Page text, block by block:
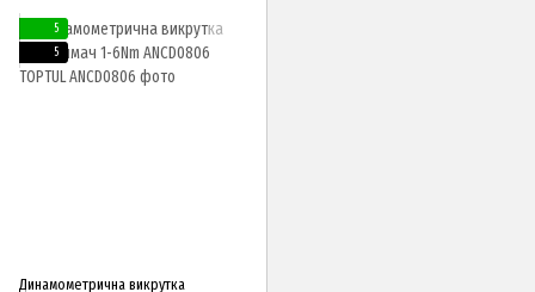
5
5
Динамометрична викрутка